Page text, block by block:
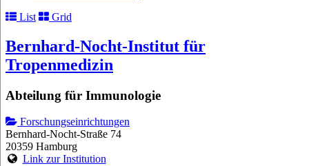
List
Grid
Bernhard-Nocht-Institut für
Tropenmedizin
Abteilung für Immunologie
Forschungseinrichtungen
Bernhard-Nocht-Straße 74
20359 Hamburg
Link zur Institution